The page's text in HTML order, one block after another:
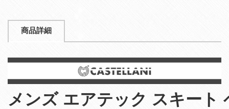
商品詳細
メンズ エアテック スキート